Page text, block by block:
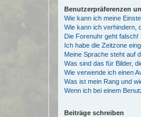
Benutzerpräferenzen
Wie kann ich meine
Wie kann ich verhindern,
Die Forenuhr geht falsch!
Ich habe die Zeitzone
Meine Sprache steht auf
Was sind das für Bilder,
Wie verwende ich einen
Was ist mein Rang und
Wenn ich bei einem
Beiträge schreiben